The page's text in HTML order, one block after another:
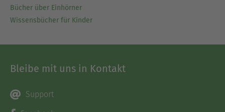
Bücher über Einhörner
Wissensbücher für Kinder
Bleibe mit uns in Kontakt
Support